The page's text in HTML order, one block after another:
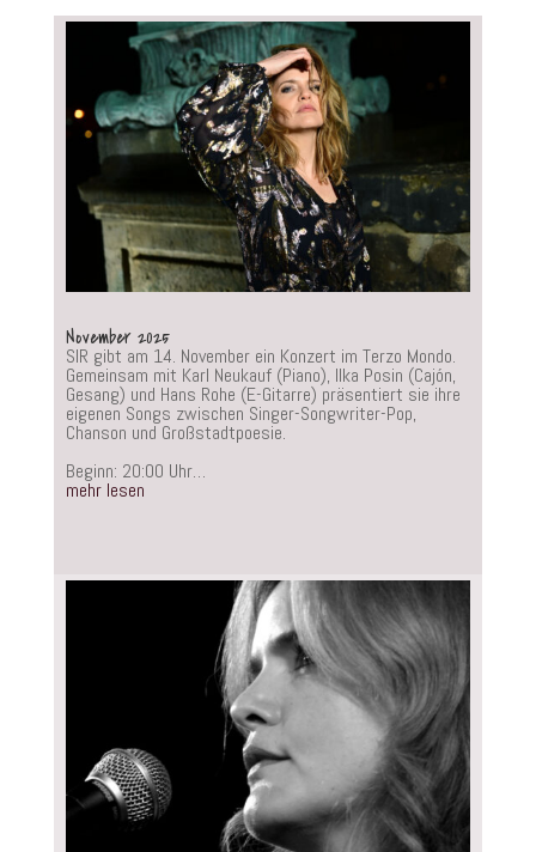
November 2025
SIR gibt am 14. November ein Konzert im Terzo Mondo.
Gemeinsam mit Karl Neukauf (Piano), Ilka Posin (Cajón,
Gesang) und Hans Rohe (E-Gitarre) präsentiert sie ihre
eigenen Songs zwischen Singer-Songwriter-Pop,
Chanson und Großstadtpoesie.
Beginn: 20:00 Uhr…
mehr lesen